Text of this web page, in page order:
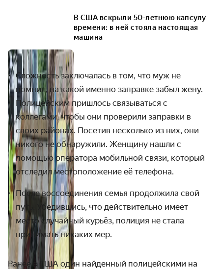
В США вскрыли 50-летнюю капсулу
времени: в ней стояла настоящая
машина
Сложность заключалась в том, что муж не
помнил, на какой именно заправке забыл жену.
Полицейским пришлось связываться с
коллегами, чтобы они проверили заправки в
своих районах. Посетив несколько из них, они
никого не обнаружили. Женщину нашли с
помощью оператора мобильной связи, который
отследил местоположение её телефона.
После воссоединения семья продолжила свой
путь. Убедившись, что действительно имеет
место случайный курьёз, полиция не стала
принимать никаких мер.
Ранее в США один найденный полицейскими на